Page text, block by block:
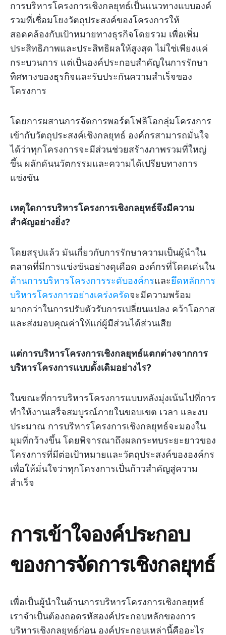
การบริหารโครงการเชิงกลยุทธ์เป็นแนวทางแบบองค์
รวมที่เชื่อมโยงวัตถุประสงค์ของโครงการให้
สอดคล้องกับเป้าหมายทางธุรกิจโดยรวม เพื่อเพิ่ม
ประสิทธิภาพและประสิทธิผลให้สูงสุด ไม่ใช่เพียงแค่
กระบวนการ แต่เป็นองค์ประกอบสำคัญในการรักษา
ทิศทางของธุรกิจและรับประกันความสำเร็จของ
โครงการ
โดยการผสานการจัดการพอร์ตโฟลิโอกลุ่มโครงการ
เข้ากับวัตถุประสงค์เชิงกลยุทธ์ องค์กรสามารถมั่นใจ
ได้ว่าทุกโครงการจะมีส่วนช่วยสร้างภาพรวมที่ใหญ่
ขึ้น ผลักดันนวัตกรรมและความได้เปรียบทางการ
แข่งขัน
เหตุใดการบริหารโครงการเชิงกลยุทธ์จึงมีความ
สำคัญอย่างยิ่ง?
โดยสรุปแล้ว มันเกี่ยวกับการรักษาความเป็นผู้นำใน
ตลาดที่มีการแข่งขันอย่างดุเดือด องค์กรที่โดดเด่นใน
ด้านการบริหารโครงการระดับองค์กรและยึดหลักการ
บริหารโครงการอย่างเคร่งครัดจะมีความพร้อม
มากกว่าในการปรับตัวรับการเปลี่ยนแปลง คว้าโอกาส
และส่งมอบคุณค่าให้แก่ผู้มีส่วนได้ส่วนเสีย
แต่การบริหารโครงการเชิงกลยุทธ์แตกต่างจากการ
บริหารโครงการแบบดั้งเดิมอย่างไร?
ในขณะที่การบริหารโครงการแบบหลังมุ่งเน้นไปที่การ
ทำให้งานเสร็จสมบูรณ์ภายในขอบเขต เวลา และงบ
ประมาณ การบริหารโครงการเชิงกลยุทธ์จะมองใน
มุมที่กว้างขึ้น โดยพิจารณาถึงผลกระทบระยะยาวของ
โครงการที่มีต่อเป้าหมายและวัตถุประสงค์ขององค์กร
เพื่อให้มั่นใจว่าทุกโครงการเป็นก้าวสำคัญสู่ความ
สำเร็จ
การเข้าใจองค์ประกอบ
ของการจัดการเชิงกลยุทธ์
เพื่อเป็นผู้นำในด้านการบริหารโครงการเชิงกลยุทธ์
เราจำเป็นต้องถอดรหัสองค์ประกอบหลักของการ
บริหารเชิงกลยุทธ์ก่อน องค์ประกอบเหล่านี้คืออะไร